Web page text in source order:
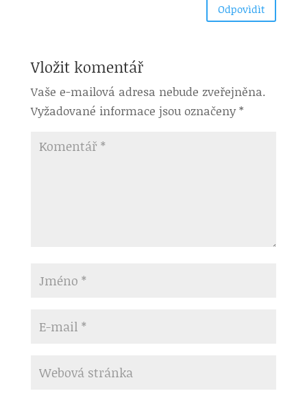
Odpovìdìt
Vložit komentář
Vaše e-mailová adresa nebude zveřejněna.
Vyžadované informace jsou označeny*